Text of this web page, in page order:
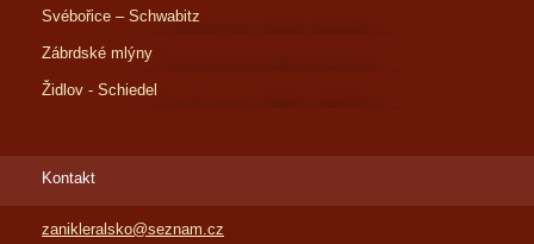
Svébořice – Schwabitz
Zábrdské mlýny
Židlov - Schiedel
Kontakt
zanikleralsko@seznam.cz